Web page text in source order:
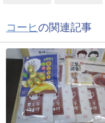
コーヒ の関連記事